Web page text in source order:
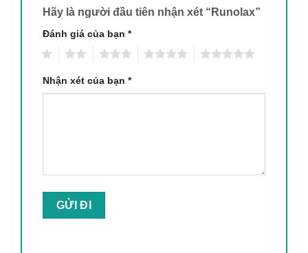
Hãy là người đầu tiên nhận xét “Runolax”
Đánh giá của bạn *
Nhận xét của bạn *